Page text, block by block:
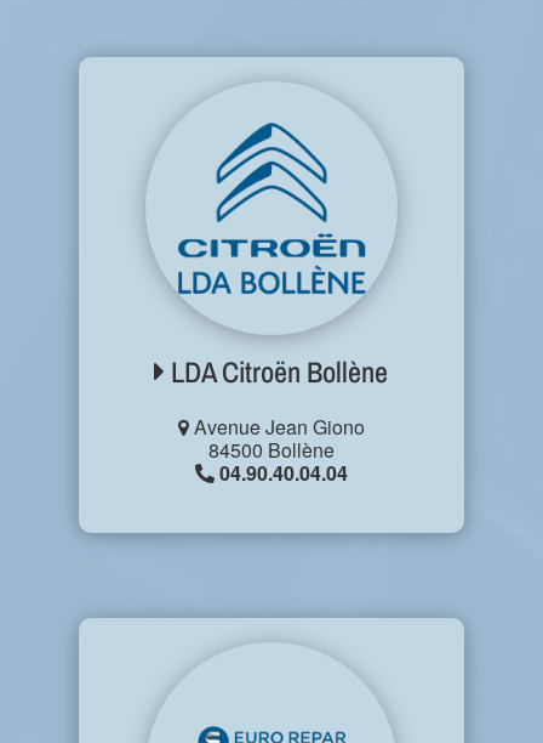
LDA Citroën Bollène
Avenue Jean Giono
84500 Bollène
04.90.40.04.04